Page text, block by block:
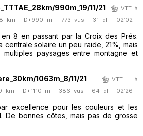
990m_19/11/21
VTT à
km · D+990 m · 773 vus · 31 dl · 02:02 ·
8 en passant par la Croix des Prés.
centrale solaire un peu raide, 21%, mais
paysages entre montagne et
1063m_8/11/21
VTT à
km · D+1110 m · 386 vus · 64 dl · 02:26 ·
excellence pour les couleurs et les
De bonnes côtes, mais pas de grosse